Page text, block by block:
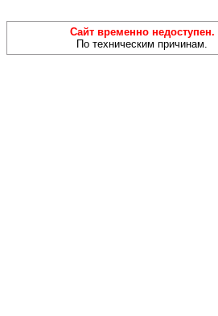
Сайт временно недоступен.
По техническим причинам.